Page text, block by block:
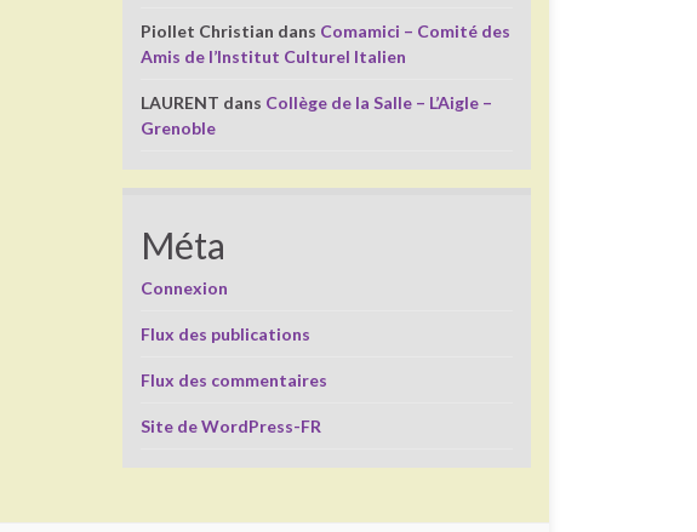
Piollet Christian dans Comamici – Comité des
Amis de l’Institut Culturel Italien
LAURENT dans Collège de la Salle – L’Aigle –
Grenoble
Méta
Connexion
Flux des publications
Flux des commentaires
Site de WordPress-FR